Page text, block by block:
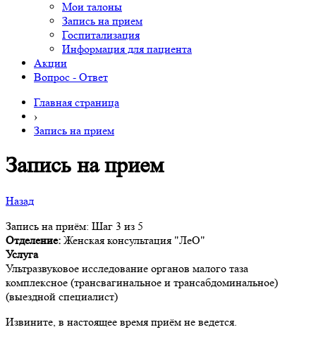
Мои талоны
Запись на прием
Госпитализация
Информация для пациента
Акции
Вопрос - Ответ
Главная страница
›
Запись на прием
Запись на прием
Назад
Запись на приём: Шаг 3 из 5
Отделение: Женская консультация "ЛеО"
Услуга
Ультразвуковое исследование органов малого таза
комплексное (трансвагинальное и трансабдоминальное)
(выездной специалист)
Извините, в настоящее время приём не ведется.